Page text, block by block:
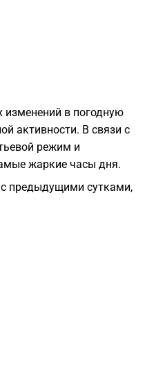
изменений в погодную
активности. В связи с
режим и
жаркие часы дня.
предыдущими сутками,